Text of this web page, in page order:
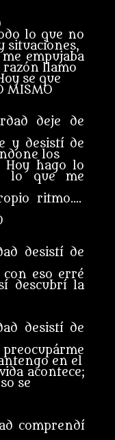
lo que no
situaciones,
empujaba
razón llamo
se que
MISMO
deje de
y desistí de
los
Hoy hago lo
lo que me
ritmo….
desistí de
eso erré
descubrí la
desistí de
en el
acontece;
se
comprendí